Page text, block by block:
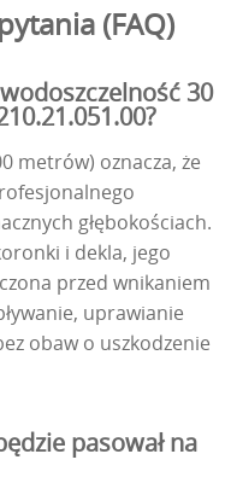
(FAQ)
30
metrów) oznacza, że
głębokościach.
i dekla, jego
przed wnikaniem
uprawianie
obaw o uszkodzenie
pasował na